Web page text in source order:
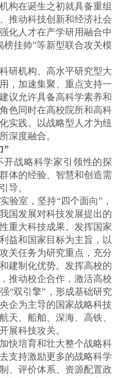
构在诞生之初就具备重组
推动科技创新和经济社会
化人才在产学研用融合中
挂帅”等新型联合攻关模
研机构、高水平研究型大
，加速集聚、重点支持一
议允许具备高科学素养和
色同时在高校院所和高科
实践。以战略型人才为纽
深度融合。
”
战略科学家引领性的探
体的经验、智慧和创造需
导。
验室，坚持“四个面向”，
国发展对科技发展提出的
重大科技成果。发挥国家
益和国家目标为主旨，以
关任务为研究重点，充分
建制化优势。发挥高校的
推动校企合作，激活高校
“双引擎”，形成基础研究
企为主导的国家战略科技
天、船舶、深海、高铁、
展科技攻关。
快培育和壮大整个战略科
支持激励更多的战略科学
、评价体系、资源配置政